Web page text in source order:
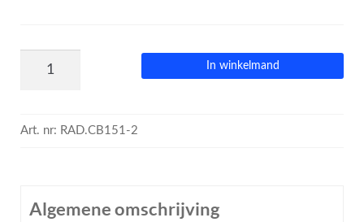
In winkelmand
Art. nr: RAD.CB151-2
Algemene omschrijving